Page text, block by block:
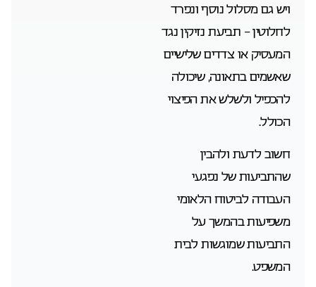
ויש גם מסלול נוסף ונפרד
לחלוטין – תביעת נזיקין נגד
המעסיק או צדדים שלישיים
שאשמים בתאונה, שיכולה
להכפיל ולשלש את הפיצוי
הכולל.
חשוב לדעת ולהבין
שהתביעות של נפגעי
העבודה לביטוח הלאומי
משפיעות בהמשך על
התביעות שמוגשות לבית
המשפט.